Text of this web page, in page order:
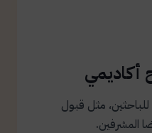
أكاديمي
مثل قبول
المشرفين.